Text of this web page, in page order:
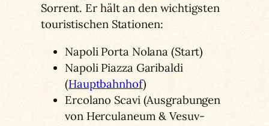
Sorrent. Er hält an den wichtigsten
touristischen Stationen:
Napoli Porta Nolana (Start)
Napoli Piazza Garibaldi
(Hauptbahnhof)
Ercolano Scavi (Ausgrabungen
von Herculaneum & Vesuv-